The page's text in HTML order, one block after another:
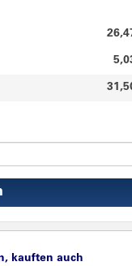
kauften auch